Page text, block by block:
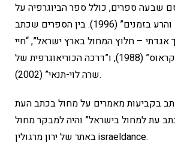
שבעה ספרים, כולל ספר הביוגרפיה על
חייו “הטוב בזמנים והרע בזמנים” (1996). בין הספרים שכתב
אגדתי – חלוץ המחול בארץ ישראל”, “חיי
המחול של גרטרוד קראוס” (1988), ו”דרכה הכוריאוגרפית של
שרה לוי-תנאי” (2002).
בקביעות מאמרים על מחול בכתב העת
עת למחול בישראל” והיה למבקר מחול
באתר של ירון מרגולין israeldance.